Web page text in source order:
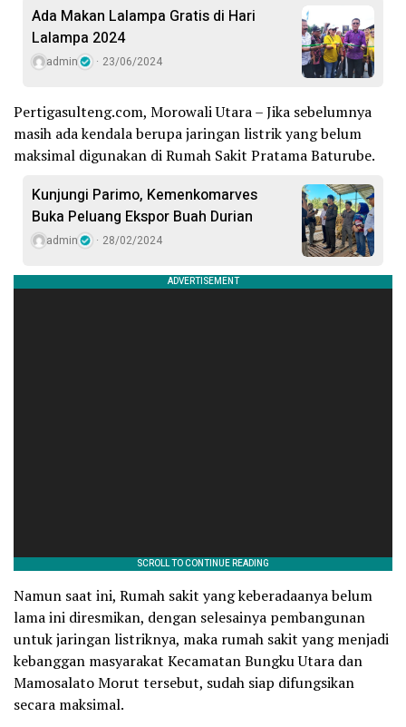
Ada Makan Lalampa Gratis di Hari
Lalampa 2024
admin 23/06/2024
Pertigasulteng.com, Morowali Utara – Jika sebelumnya
masih ada kendala berupa jaringan listrik yang belum
maksimal digunakan di Rumah Sakit Pratama Baturube.
Kunjungi Parimo, Kemenkomarves
Buka Peluang Ekspor Buah Durian
admin 28/02/2024
Namun saat ini, Rumah sakit yang keberadaanya belum
lama ini diresmikan, dengan selesainya pembangunan
untuk jaringan listriknya, maka rumah sakit yang menjadi
kebanggan masyarakat Kecamatan Bungku Utara dan
Mamosalato Morut tersebut, sudah siap difungsikan
secara maksimal.